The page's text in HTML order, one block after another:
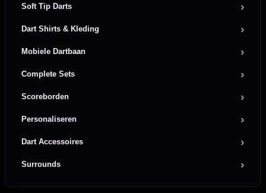
Soft Tip Darts
Dart Shirts & Kleding
Mobiele Dartbaan
Complete Sets
Scoreborden
Personaliseren
Dart Accessoires
Surrounds